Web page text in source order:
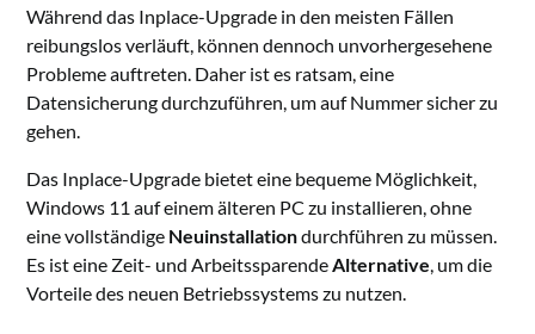
Während das Inplace-Upgrade in den meisten Fällen
reibungslos verläuft, können dennoch unvorhergesehene
Probleme auftreten. Daher ist es ratsam, eine
Datensicherung durchzuführen, um auf Nummer sicher zu
gehen.
Das Inplace-Upgrade bietet eine bequeme Möglichkeit,
Windows 11 auf einem älteren PC zu installieren, ohne
eine vollständige Neuinstallationdurchführen zu müssen.
Es ist eine Zeit- und ArbeitssparendeAlternative, um die
Vorteile des neuen Betriebssystems zu nutzen.